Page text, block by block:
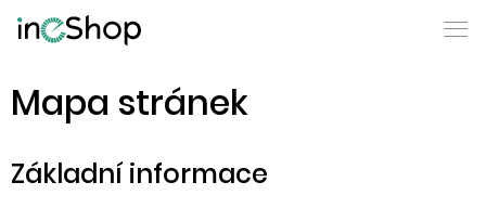
Mapa stránek
Základní informace